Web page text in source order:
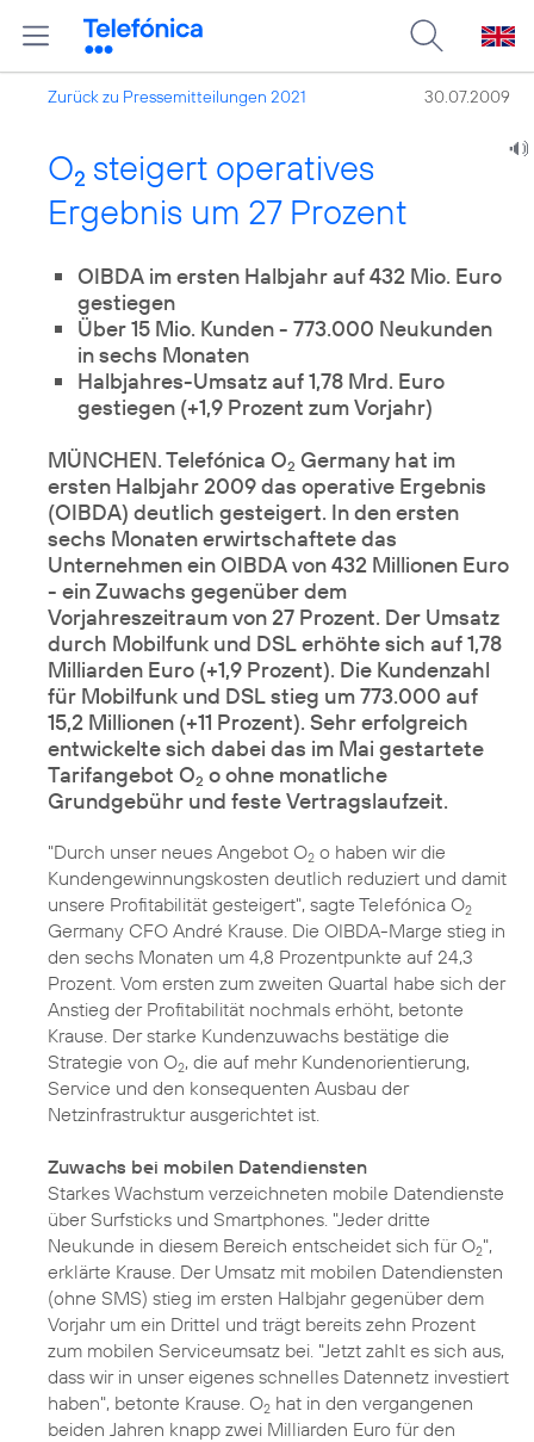
Zurück zu Pressemitteilungen 2021 30.07.2009
O2 steigert operatives
Ergebnis um 27 Prozent
OIBDA im ersten Halbjahr auf 432 Mio. Euro
Über 15 Mio. Kunden - 773.000 Neukunden
in sechs Monaten
Halbjahres-Umsatz auf 1,78 Mrd. Euro
gestiegen (+1,9 Prozent zum Vorjahr)
MÜNCHEN. Telefónica O2 Germany hat im
ersten Halbjahr 2009 das operative Ergebnis
(OIBDA) deutlich gesteigert. In den ersten
sechs Monaten erwirtschaftete das
Unternehmen ein OIBDA von 432 Millionen Euro
- ein Zuwachs gegenüber dem
Vorjahreszeitraum von 27 Prozent. Der Umsatz
durch Mobilfunk und DSL erhöhte sich auf 1,78
Milliarden Euro (+1,9 Prozent). Die Kundenzahl
für Mobilfunk und DSL stieg um 773.000 auf
15,2 Millionen (+11 Prozent). Sehr erfolgreich
entwickelte sich dabei das im Mai gestartete
Tarifangebot O2 o ohne monatliche
Grundgebühr und feste Vertragslaufzeit.
"Durch unser neues Angebot O2 o haben wir die
Kundengewinnungskosten deutlich reduziert und damit
unsere Profitabilität gesteigert", sagte Telefónica O2
Germany CFO André Krause. Die OIBDA-Marge stieg in
den sechs Monaten um 4,8 Prozentpunkte auf 24,3
Prozent. Vom ersten zum zweiten Quartal habe sich der
Anstieg der Profitabilität nochmals erhöht, betonte
Krause. Der starke Kundenzuwachs bestätige die
Strategie von O2, die auf mehr Kundenorientierung,
Service und den konsequenten Ausbau der
Netzinfrastruktur ausgerichtet ist.
Zuwachs bei mobilen Datendiensten
Starkes Wachstum verzeichneten mobile Datendienste
über Surfsticks und Smartphones. "Jeder dritte
Neukunde in diesem Bereich entscheidet sich für O2",
erklärte Krause. Der Umsatz mit mobilen Datendiensten
(ohne SMS) stieg im ersten Halbjahr gegenüber dem
Vorjahr um ein Drittel und trägt bereits zehn Prozent
zum mobilen Serviceumsatz bei. "Jetzt zahlt es sich aus,
dass wir in unser eigenes schnelles Datennetz investiert
haben", betonte Krause. O2 hat in den vergangenen
beiden Jahren knapp zwei Milliarden Euro für den